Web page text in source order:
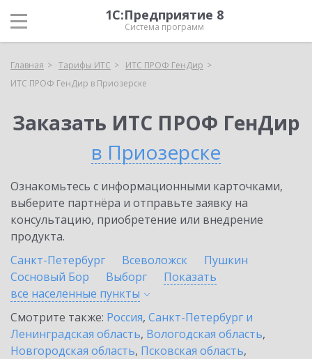
1С:Предприятие 8
Система программ
Главная Тарифы ИТС
ИТС ПРОФ ГенДир
ИТС ПРОФ ГенДир в Приозерске
Заказать ИТС ПРОФ ГенДир
в Приозерске
Ознакомьтесь с информационными карточками,
выберите партнёра и отправьте заявку на
консультацию, приобретение или внедрение
продукта.
Санкт-Петербург
Всеволожск
Пушкин
Сосновый Бор
Выборг
Показать
все населенные пункты
Смотрите также: Россия, Санкт-Петербург и
Ленинградская область, Вологодская область,
Новгородская область, Псковская область,